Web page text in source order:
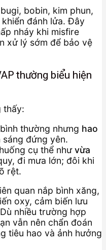
bobin, kim phun,
đánh lửa. Đây
nháy khi misfire
xử lý sớm để bảo vệ
thường biểu hiện
thấy:
thường nhưng hao
sáng đứng yên.
cụ thể nhưvừa
đi mưa lớn; đôi khi
rệt.
quan nắp bình xăng,
oxy, cảm biến lưu
nhiều trường hợp
vẫn nên chẩn đoán
tiêu hao và ảnh hưởng